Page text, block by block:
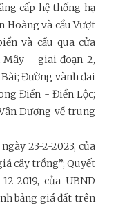
cấp hệ thống hạ
Hoàng và cầu Vượt
và cầu qua cửa
Mây - giai đoạn 2,
Đường vành đai
Điền - Điền Lộc;
Dương về trung
23-2-2023, của
cây trồng”; Quyết
2019, của UBND
bảng giá đất trên